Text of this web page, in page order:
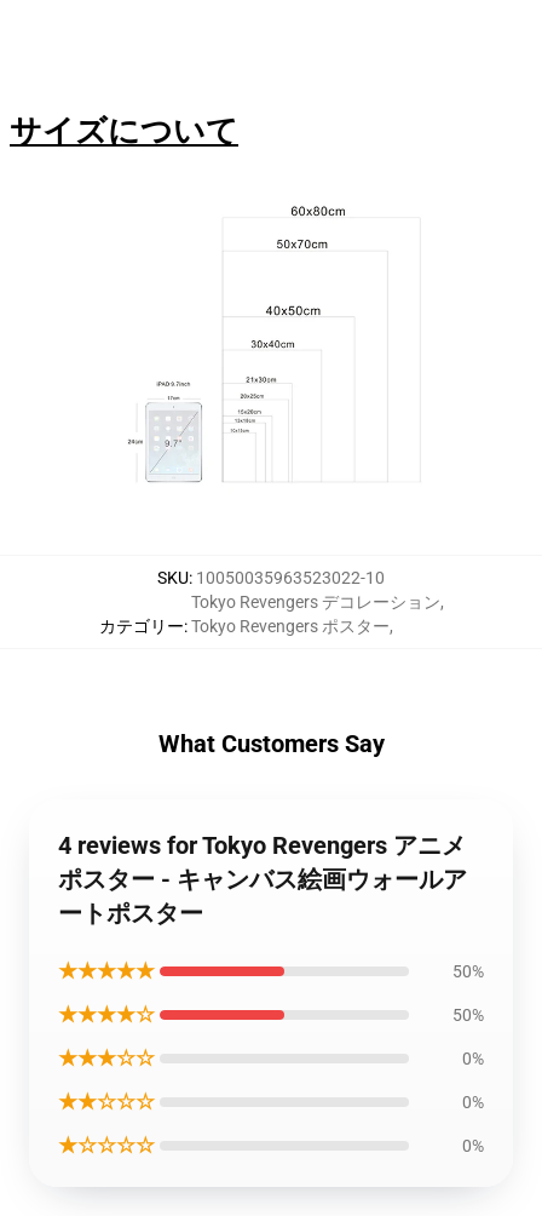
modname=ckeditor ディレクティブ
modname=ckedi (modname=ckedi) は、
サイズについて
SKU: 10050035963523022-10
カテゴリー:
Tokyo Revengers デコレーション,
Tokyo Revengers ポスター,
What Customers Say
4 reviews for Tokyo Revengers アニメ
ポスター - キャンバス絵画ウォールア
ートポスター
★★★★★ 50%
★★★★☆ 50%
★★★☆☆ 0%
★★☆☆☆ 0%
★☆☆☆☆ 0%